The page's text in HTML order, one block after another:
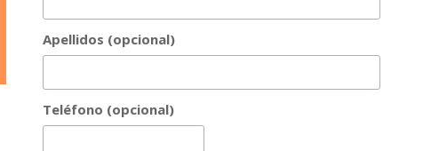
Apellidos (opcional)
Teléfono (opcional)